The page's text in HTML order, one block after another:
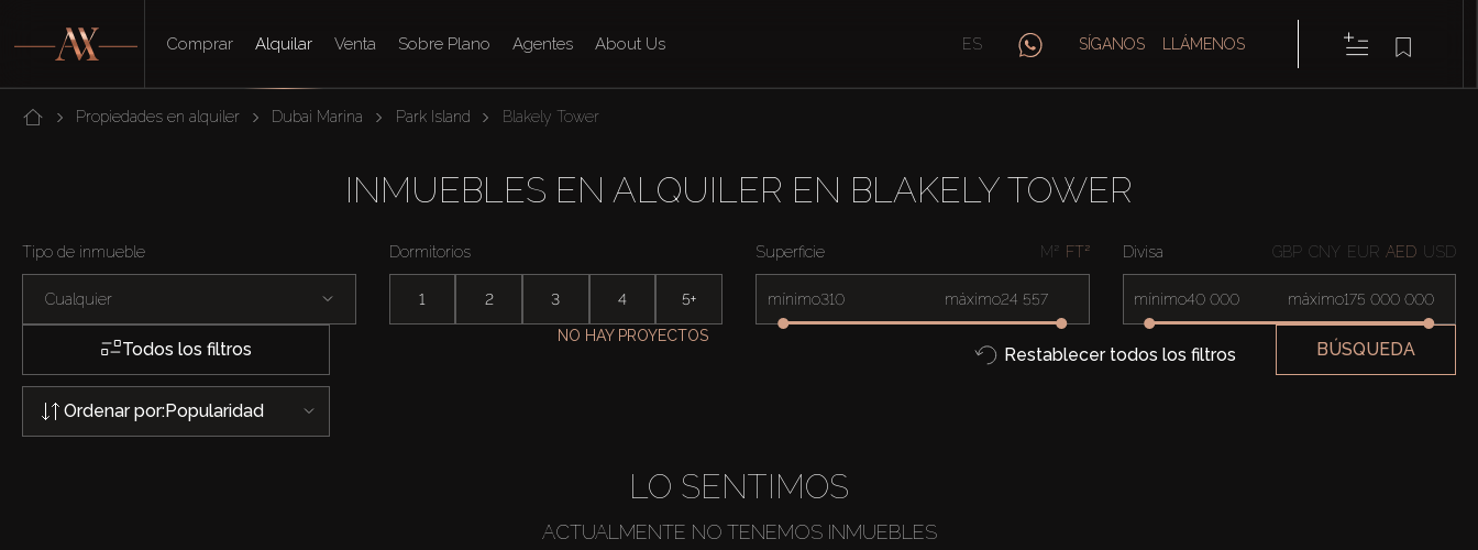
Comprar Alquilar Venta Sobre Plano Agentes About Us ES SÍGANOS LLÁMENOS
Propiedades en alquiler Dubai Marina Park Island Blakely Tower
INMUEBLES EN ALQUILER EN BLAKELY TOWER
Tipo de inmueble
Cualquier
Dormitorios
1 2 3 4 5+
Superficie M² FT²
mínimo máximo
Divisa GBP CNY EUR AED USD
mínimo máximo
Todos los filtros
NO HAY PROYECTOS
Restablecer todos los filtros BÚSQUEDA
Ordenar por:Popularidad
LO SENTIMOS
ACTUALMENTE NO TENEMOS INMUEBLES